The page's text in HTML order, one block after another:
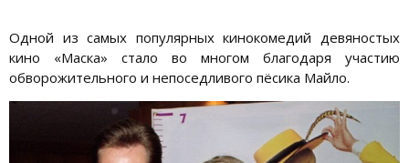
Одной из самых популярных кинокомедий девяностых
кино «Маска» стало во многом благодаря участию
обворожительного и непоседливого пёсика Майло.